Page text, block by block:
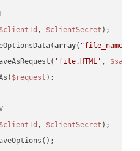
$clientId , $clientSecret
array( "file_name"
'file.HTML' ,
$request );
$clientId , $clientSecret